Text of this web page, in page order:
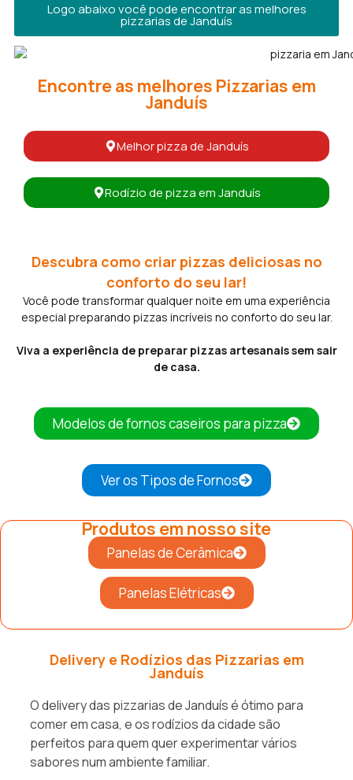
Logo abaixo você pode encontrar as melhores
pizzarias de Janduís
Encontre as melhores Pizzarias em
Janduís
Melhor pizza de Janduís
Rodízio de pizza em Janduís
Descubra como criar pizzas deliciosas no
conforto do seu lar!
Você pode transformar qualquer noite em uma experiência
especial preparando pizzas incríveis no conforto do seu lar.
Viva a experiência de preparar pizzas artesanais sem sair
de casa.
Modelos de fornos caseiros para pizza
Ver os Tipos de Fornos
Produtos em nosso site
Panelas de Cerâmica
Panelas Elétricas
Delivery e Rodízios das Pizzarias em
Janduís
O delivery das pizzarias de Janduís é ótimo para
comer em casa, e os rodízios da cidade são
perfeitos para quem quer experimentar vários
sabores num ambiente familiar.